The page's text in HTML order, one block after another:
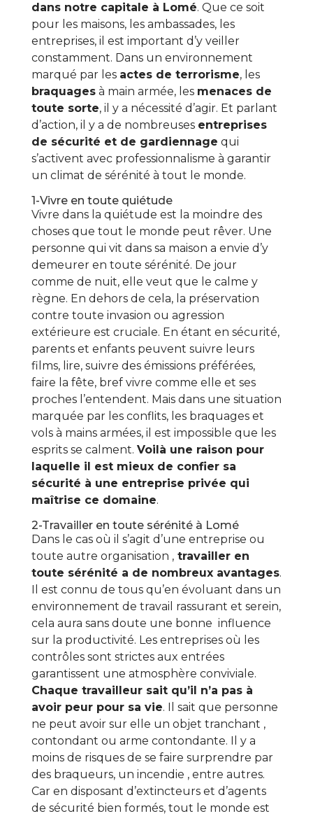
dans notre capitale à Lomé. Que ce soit
pour les maisons, les ambassades, les
entreprises, il est important d’y veiller
constamment. Dans un environnement
marqué par les actes de terrorisme, les
braquagesà main armée, les menaces de
toute sorte, il y a nécessité d’agir. Et parlant
d’action, il y a de nombreuses entreprises
de sécurité et de gardiennage qui
s’activent avec professionnalisme à garantir
un climat de sérénité à tout le monde.
1-Vivre en toute quiétude
Vivre dans la quiétude est la moindre des
choses que tout le monde peut rêver. Une
personne qui vit dans sa maison a envie d’y
demeurer en toute sérénité. De jour
comme de nuit, elle veut que le calme y
règne. En dehors de cela, la préservation
contre toute invasion ou agression
extérieure est cruciale. En étant en sécurité,
parents et enfants peuvent suivre leurs
films, lire, suivre des émissions préférées,
faire la fête, bref vivre comme elle et ses
proches l’entendent. Mais dans une situation
marquée par les conflits, les braquages et
vols à mains armées, il est impossible que les
esprits se calment. Voilà une raison pour
laquelle il est mieux de confier sa
sécurité à une entreprise privée qui
maîtrise ce domaine.
2-Travailler en toute sérénité à Lomé
Dans le cas où il s’agit d’une entreprise ou
toute autre organisation ,travailler en
toute sérénité a de nombreux avantages.
Il est connu de tous qu’en évoluant dans un
environnement de travail rassurant et serein,
cela aura sans doute une bonne influence
sur la productivité. Les entreprises où les
contrôles sont strictes aux entrées
garantissent une atmosphère conviviale.
Chaque travailleur sait qu’il n’a pas à
avoir peur pour sa vie. Il sait que personne
ne peut avoir sur elle un objet tranchant ,
contondant ou arme contondante. Il y a
moins de risques de se faire surprendre par
des braqueurs, un incendie , entre autres.
Car en disposant d’extincteurs et d’agents
de sécurité bien formés, tout le monde est